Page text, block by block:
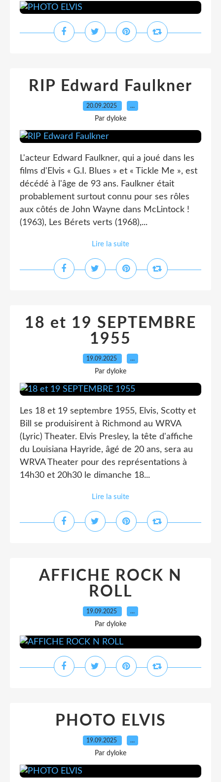
RIP Edward Faulkner
20.09.2025 …
Par dyloke
L'acteur Edward Faulkner, qui a joué dans les
films d'Elvis « G.I. Blues » et « Tickle Me », est
décédé à l'âge de 93 ans. Faulkner était
probablement surtout connu pour ses rôles
aux côtés de John Wayne dans McLintock !
(1963), Les Bérets verts (1968),...
Lire la suite
18 et 19 SEPTEMBRE
1955
19.09.2025 …
Par dyloke
Les 18 et 19 septembre 1955, Elvis, Scotty et
Bill se produisirent à Richmond au WRVA
(Lyric) Theater. Elvis Presley, la tête d'affiche
du Louisiana Hayride, âgé de 20 ans, sera au
WRVA Theater pour des représentations à
14h30 et 20h30 le dimanche 18...
Lire la suite
AFFICHE ROCK N
ROLL
19.09.2025 …
Par dyloke
PHOTO ELVIS
19.09.2025 …
Par dyloke